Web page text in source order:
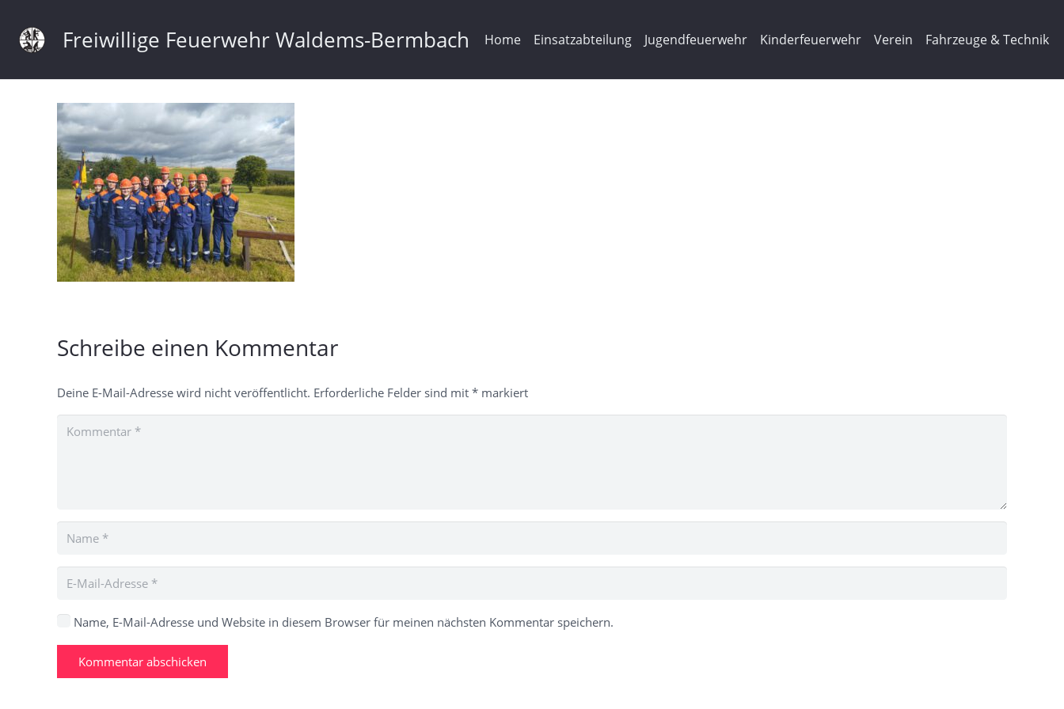
Freiwillige Feuerwehr Waldems-Bermbach Home Einsatzabteilung Jugendfeuerwehr Kinderfeuerwehr Verein Fahrzeuge & Technik
Schreibe einen Kommentar
Deine E-Mail-Adresse wird nicht veröffentlicht. Erforderliche Felder sind mit * markiert
Name, E-Mail-Adresse und Website in diesem Browser für meinen nächsten Kommentar speichern.
Kommentar abschicken